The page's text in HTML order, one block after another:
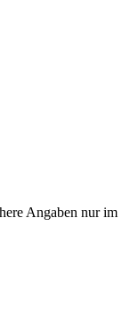
Angaben nur im